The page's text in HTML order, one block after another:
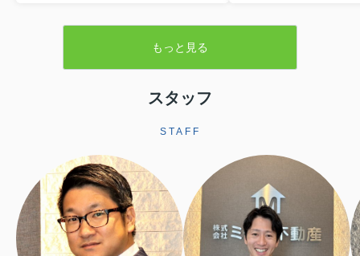
重なると、最終的に手元に残る金額のイ
譲渡所得税や住民税といった税金、空き
家の譲渡所得の3,000万円特別控除といっ
ておくことが大切です。この記事では、
やすい費用や税金の基本から、解体費補
法まで、順を追って分かりやすく解説し
ます。読み進めていただくことで、おお
よその手取り額の考...
ことで、農業以外の用途
されますが、その一方で
地並みの評価となり、税
ます。また、相続税に...
もっと見る
スタッフ
STAFF